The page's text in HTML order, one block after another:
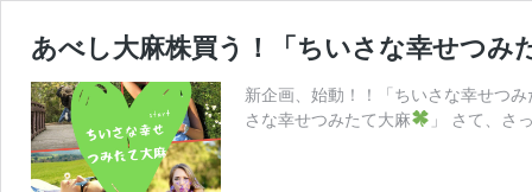
あべし大麻株買う！「ちいさな幸せつみ
新企画、始動！！「ちいさな幸せつみ
さな幸せつみたて大麻
」 さて、さ